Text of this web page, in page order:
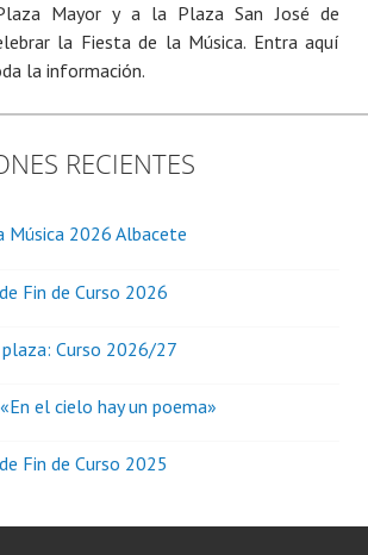
Mayor y a la Plaza San José de
la Fiesta de la Música. Entra aquí
la información.
RECIENTES
Música 2026 Albacete
Fin de Curso 2026
plaza: Curso 2026/27
el cielo hay un poema»
Fin de Curso 2025